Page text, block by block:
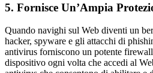
5. Fornisce Un’Ampia
Quando navighi sul Web diventi un
hacker, spyware e gli attacchi di
antivirus forniscono un potente
dispositivo ogni volta che accedi al